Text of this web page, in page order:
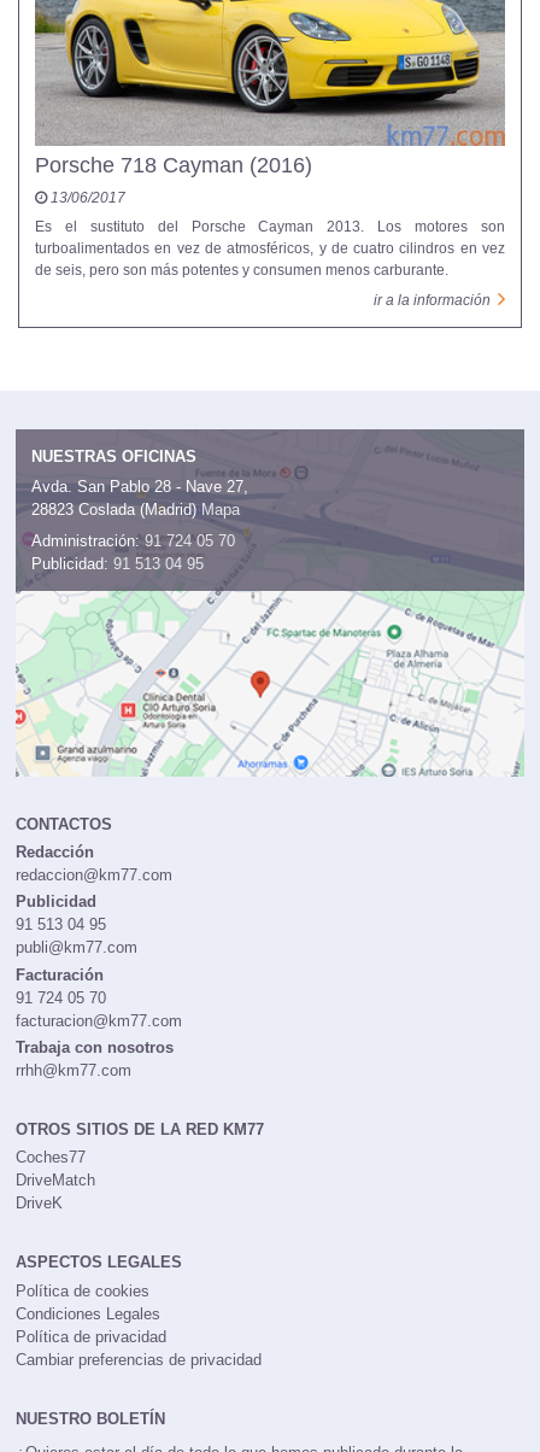
Porsche 718 Cayman (2016)
13/06/2017
Es el sustituto del Porsche Cayman 2013. Los motores son
turboalimentados en vez de atmosféricos, y de cuatro cilindros en vez
de seis, pero son más potentes y consumen menos carburante.
ir a la información
NUESTRAS OFICINAS
Avda. San Pablo 28 - Nave 27,
28823 Coslada (Madrid) Mapa
Administración: 91 724 05 70
Publicidad: 91 513 04 95
CONTACTOS
Redacción
redaccion@km77.com
Publicidad
91 513 04 95
publi@km77.com
Facturación
91 724 05 70
facturacion@km77.com
Trabaja con nosotros
rrhh@km77.com
OTROS SITIOS DE LA RED KM77
Coches77
DriveMatch
DriveK
ASPECTOS LEGALES
Política de cookies
Condiciones Legales
Política de privacidad
Cambiar preferencias de privacidad
NUESTRO BOLETÍN